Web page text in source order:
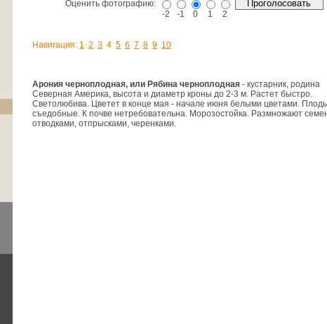
Оценить фотографию:
-2 -1 0 1 2
Навигация: 1 2 3 4 5 6 7 8 9 10
Арония черноплодная, или Рябина черноплодная - кустарник, родина
Северная Америка, высота и диаметр кроны до 2-3 м. Растет быстро.
Светолюбива. Цветет в конце мая - начале июня белыми цветами.
съедобные. К почве нетребовательна. Морозостойка. Размножают
отводками, отпрысками, черенками.